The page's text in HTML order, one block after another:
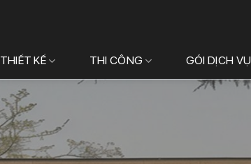
THIẾT KẾ THI CÔNG GÓI DỊCH VỤ